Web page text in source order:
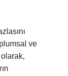
ve
olarak,